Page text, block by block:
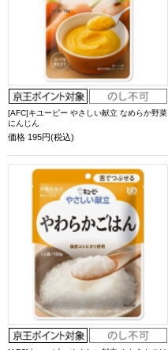
[AFC]キユーピー やさしい献立 なめらか野菜
にんじん
価格 195円(税込)